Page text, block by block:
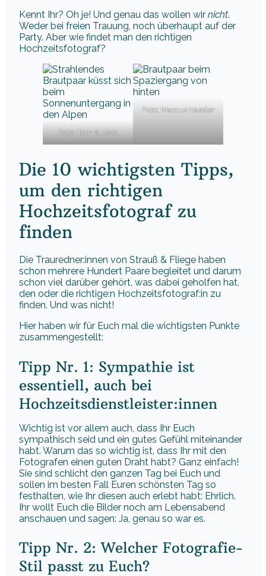
Kennt Ihr? Oh je! Und genau das wollen wir nicht.
Weder bei freien Trauung, noch überhaupt auf der
Party. Aber wie findet man den richtigen
Hochzeitsfotograf?
Foto: Tom & Jezz
Foto: Marcus Hassler
Die 10 wichtigsten Tipps,
um den richtigen
Hochzeitsfotograf zu
finden
Die Trauredner:innen von Strauß & Fliege haben
schon mehrere Hundert Paare begleitet und darum
schon viel darüber gehört, was dabei geholfen hat,
den oder die richtige:n Hochzeitsfotograf:in zu
finden. Und was nicht!
Hier haben wir für Euch mal die wichtigsten Punkte
zusammengestellt:
Tipp Nr. 1: Sympathie ist
essentiell, auch bei
Hochzeitsdienstleister:innen
Wichtig ist vor allem auch, dass Ihr Euch
sympathisch seid und ein gutes Gefühl miteinander
habt. Warum das so wichtig ist, dass Ihr mit den
Fotografen einen guten Draht habt? Ganz einfach!
Sie sind schlicht den ganzen Tag bei Euch und
sollen im besten Fall Euren schönsten Tag so
festhalten, wie Ihr diesen auch erlebt habt: Ehrlich.
Ihr wollt Euch die Bilder noch am Lebensabend
anschauen und sagen: Ja, genau so war es.
Tipp Nr. 2: Welcher Fotografie-
Stil passt zu Euch?